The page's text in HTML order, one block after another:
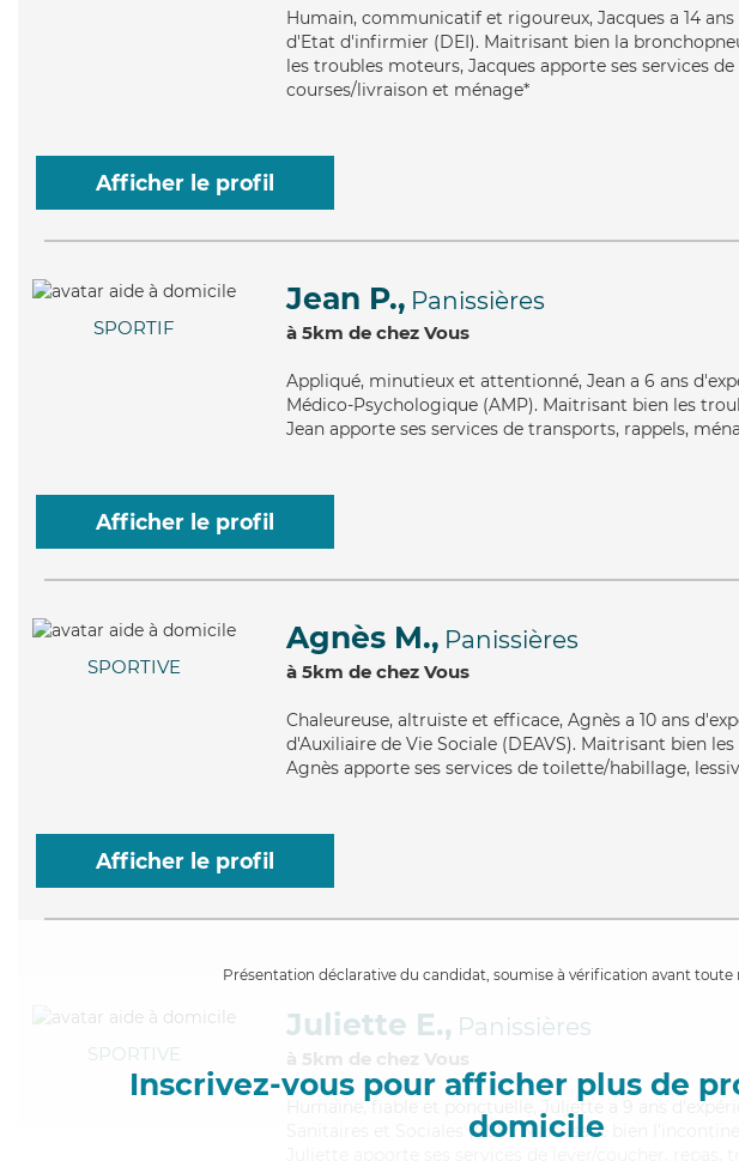
Humain, communicatif et rigoureux, Jacques a 14
d'Etat d'infirmier (DEI). Maitrisant bien la
les troubles moteurs, Jacques apporte ses services
courses/livraison et ménage*
Afficher le profil
SPORTIF
Jean P., Panissières
à 5km de chez Vous
Appliqué, minutieux et attentionné, Jean a 6 ans
Médico-Psychologique (AMP). Maitrisant bien les
Jean apporte ses services de transports, rappels,
Afficher le profil
SPORTIVE
Agnès M., Panissières
à 5km de chez Vous
Chaleureuse, altruiste et efficace, Agnès a 10 ans
d'Auxiliaire de Vie Sociale (DEAVS). Maitrisant bien
Agnès apporte ses services de toilette/habillage,
Afficher le profil
Présentation déclarative du candidat, soumise à vérification avant toute
Inscrivez-vous pour afficher plus de
domicile
SPORTIVE
Juliette E., Panissières
à 5km de chez Vous
, fiable et ponctuelle, Juliette a 9 ans
Sanitaires et Sociales (CSS). Maitrisant bien